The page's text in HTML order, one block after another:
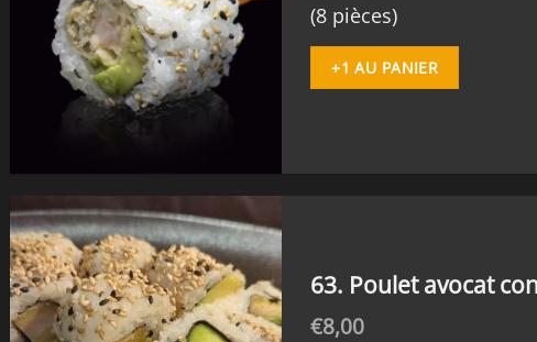
(8 pièces)
+1 AU PANIER
63. Poulet avocat
€8,00